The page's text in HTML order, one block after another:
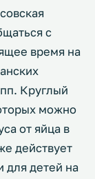
с
время на
Круглый
можно
от яйца в
действует
для детей на